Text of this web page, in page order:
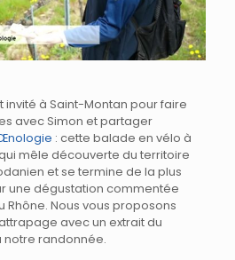
invité à Saint-Montan pour faire
avec Simon et partager
: cette balade en vélo à
mêle découverte du territoire
et se termine de la plus
une dégustation commentée
Rhône. Nous vous proposons
avec un extrait du
randonnée.